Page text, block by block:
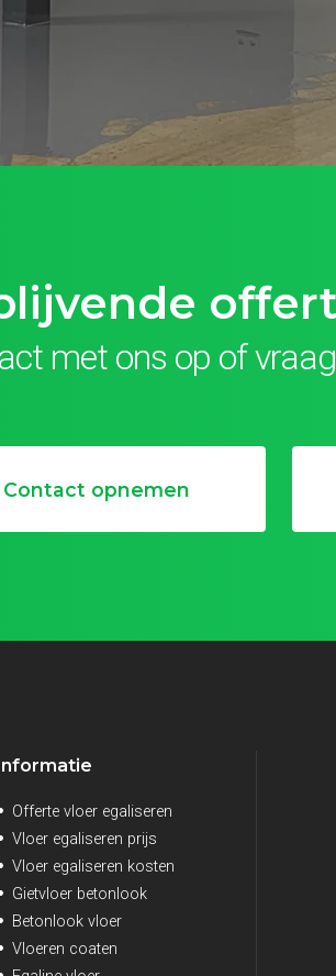
met ons op of
Contact opnemen
Offerte vloer egaliseren
Vloer egaliseren prijs
Vloer egaliseren kosten
Gietvloer betonlook
Betonlook vloer
Vloeren coaten